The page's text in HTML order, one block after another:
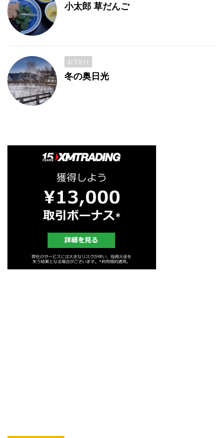
小太郎 草だんご
おでかけ
冬の奥日光